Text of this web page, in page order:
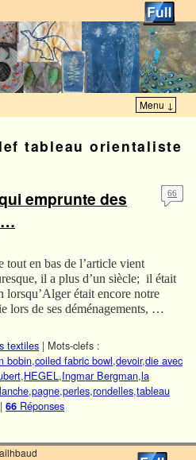
Menu ↓
tableau orientaliste
emprunte des
66
en bas de l’article vient
il a plus d’un siècle; il était
lorsqu’Alger était encore notre
de ses déménagements, …
textiles | Mots-clefs :
bobin,coiled fabric bowl,devoir,die avec
,HEGEL,Ingmar Bergman,la
,pagne,perles,rondelles,tableau
| 66 Réponses